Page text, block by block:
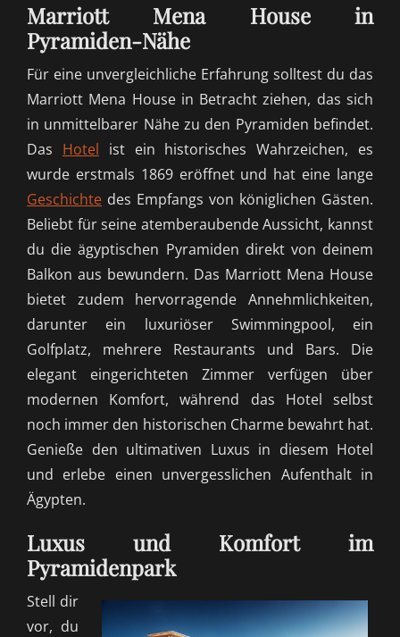
Marriott Mena House in
Pyramiden-Nähe
Für eine unvergleichliche Erfahrung solltest du das
Marriott Mena House in Betracht ziehen, das sich
in unmittelbarer Nähe zu den Pyramiden befindet.
Das Hotel ist ein historisches Wahrzeichen, es
wurde erstmals 1869 eröffnet und hat eine lange
Geschichte des Empfangs von königlichen Gästen.
Beliebt für seine atemberaubende Aussicht, kannst
du die ägyptischen Pyramiden direkt von deinem
Balkon aus bewundern. Das Marriott Mena House
bietet zudem hervorragende Annehmlichkeiten,
darunter ein luxuriöser Swimmingpool, ein
Golfplatz, mehrere Restaurants und Bars. Die
elegant eingerichteten Zimmer verfügen über
modernen Komfort, während das Hotel selbst
noch immer den historischen Charme bewahrt hat.
Genieße den ultimativen Luxus in diesem Hotel
und erlebe einen unvergesslichen Aufenthalt in
Ägypten.
Luxus und Komfort im
Pyramidenpark
Stell dir
vor, du